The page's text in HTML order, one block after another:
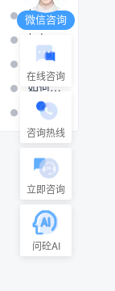
如何打印拆迁报表
如何设置房屋拆迁管理
如何设置村组管理
如何设置房屋拆迁管理
如何设置只补不征管理
微信咨询
在线咨询
咨询热线
立即咨询
问砼AI